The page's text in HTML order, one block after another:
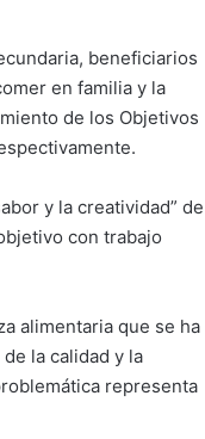
beneficiarios
en familia y la
de los Objetivos
y la creatividad” de
con trabajo
alimentaria que se ha
la calidad y la
representa